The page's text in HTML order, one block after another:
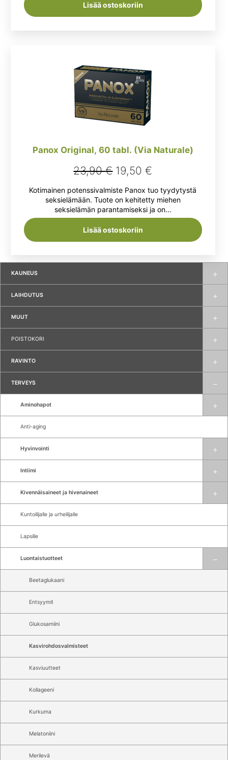
KAUNEUS
LAIHDUTUS
MUUT
POISTOKORI
RAVINTO
TERVEYS
Aminohapot
Anti-aging
Hyvinvointi
Intiimi
Kivennäisaineet ja hivenaineet
Kuntoilijalle ja urheilijalle
Lapsille
Luontaistuotteet
Beetaglukaani
Entsyymit
Glukosamiini
Kasvirohdosvalmisteet
Kasviuutteet
Kollageeni
Kurkuma
Melatoniini
Merilevä
Lisää ostoskoriin
Panox Original, 60 tabl. (Via Naturale)
23,90€ Alkuperäinen
hinta
oli:
23,90 €.
19,50€
hinta
on:
19,50 €.
Kotimainen potenssivalmiste Panox tuo tyydytystä
seksielämään. Tuote on kehitetty miehen
seksielämän parantamiseksi ja on...
Lisää ostoskoriin